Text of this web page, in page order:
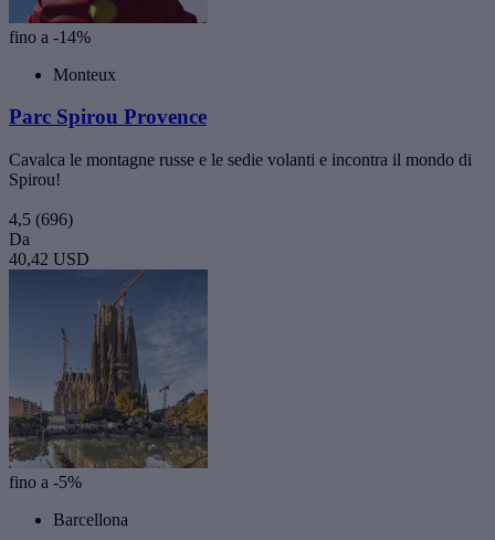
fino a -14%
Monteux
Parc Spirou Provence
Cavalca le montagne russe e le sedie volanti e incontra il mondo di
Spirou!
4,5 (696)
Da
40,42 USD
fino a -5%
Barcellona